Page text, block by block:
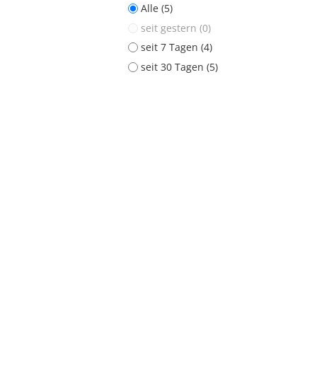
Alle (5)
seit gestern (0)
seit 7 Tagen (4)
seit 30 Tagen (5)